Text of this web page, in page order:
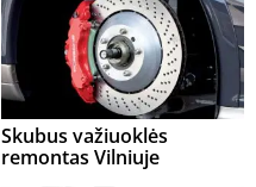
Skubus važiuoklės
remontas Vilniuje